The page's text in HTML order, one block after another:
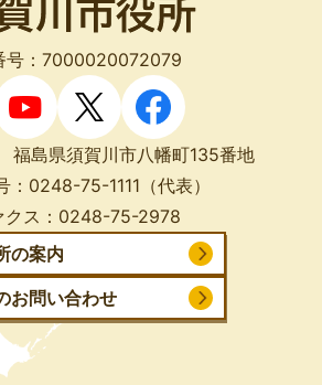
号：7000020072079
島県須賀川市八幡町135番地
： 0248-75-1111 （代表）
ス： 0248-75-2978
の案内
お問い合わせ